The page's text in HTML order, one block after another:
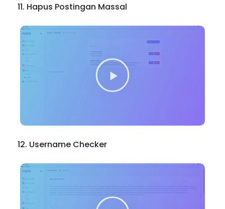
11. Hapus Postingan Massal
12. Username Checker